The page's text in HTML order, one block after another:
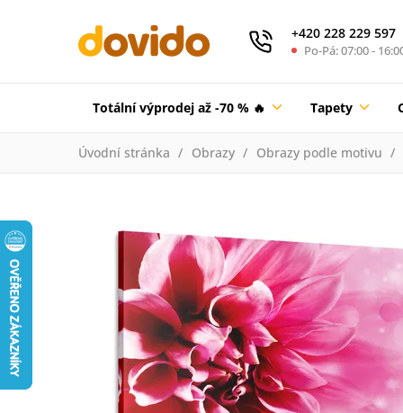
+420 228 229 597
Po-Pá: 07:00 -
Totální výprodej až -70 % 🔥 Tapety
Úvodní stránka Obrazy Obrazy podle motivu